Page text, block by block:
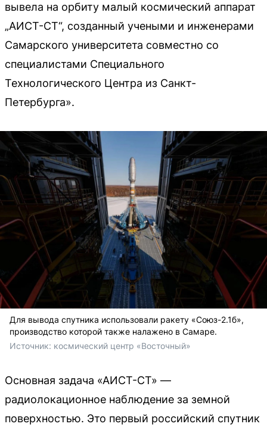
вывела на орбиту малый космический аппарат
„АИСТ-СТ“, созданный учеными и инженерами
Самарского университета совместно со
специалистами Специального
Технологического Центра из Санкт-
Петербурга».
Для вывода спутника использовали ракету «Союз-2.1б»,
производство которой также налажено в Самаре.
Источник: космический центр «Восточный»
Основная задача «АИСТ-СТ» —
радиолокационное наблюдение за земной
поверхностью. Это первый российский спутник